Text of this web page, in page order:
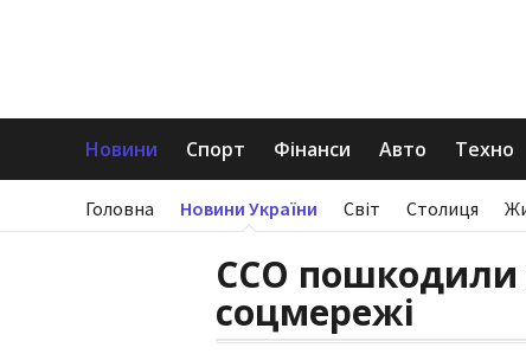
Новини Спорт Фінанси Авто Техно
Головна Новини України Світ Столиця
ССО пошкодили
соцмережі